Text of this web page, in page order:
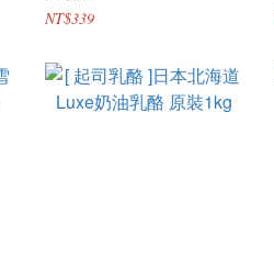
NT$339